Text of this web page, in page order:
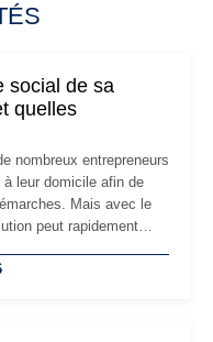
social de sa
quelles
nombreux entrepreneurs
leur domicile afin de
Mais avec le
peut rapidement
marque… Le